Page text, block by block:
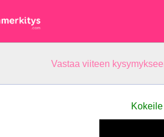
Vastaa viiteen